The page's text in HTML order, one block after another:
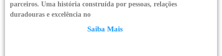
parceiros. Uma história construída por pessoas, relações
duradouras e excelência no
Saiba Mais